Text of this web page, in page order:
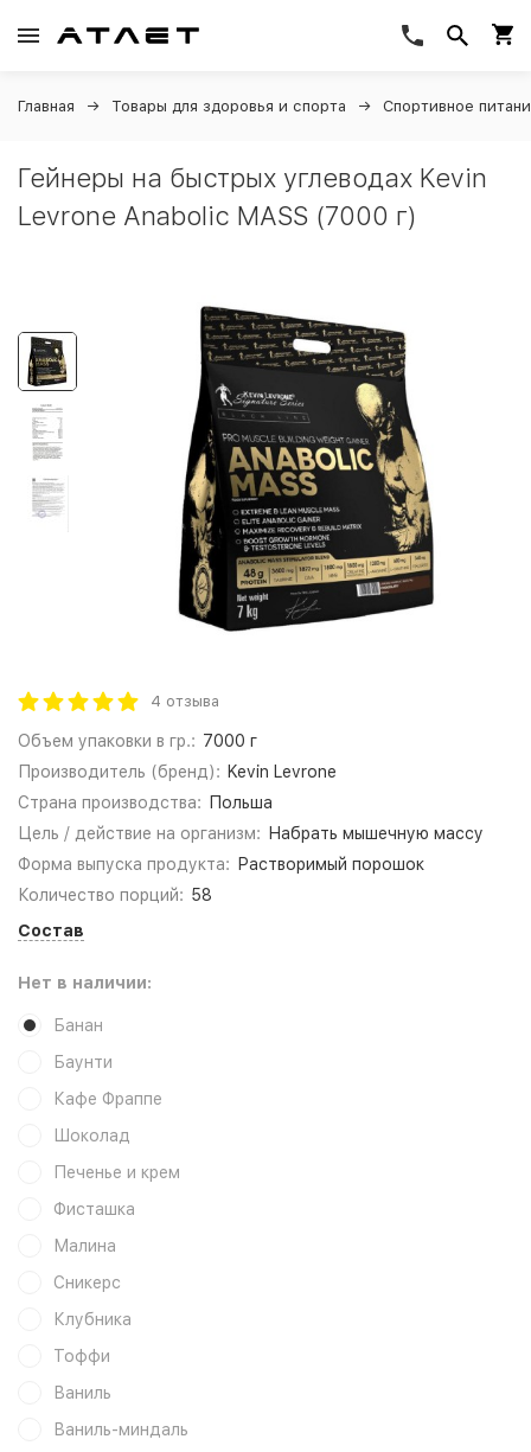
Главная Товары для здоровья и спорта Спортивное
Гейнеры на быстрых углеводах Kevin
Levrone Anabolic MASS (7000 г)
4 отзыва
Объем упаковки в гр.: 7000 г
Производитель (бренд): Kevin Levrone
Страна производства:
Польша
Цель / действие на организм:
Набрать мышечную массу
Форма выпуска продукта:
Растворимый порошок
Количество порций: 58
Состав
Нет в наличии:
Банан
Баунти
Кафе Фраппе
Шоколад
Печенье и крем
Фисташка
Малина
Сникерс
Клубника
Тоффи
Ваниль
Ваниль-миндаль